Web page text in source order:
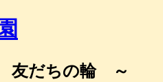
友だちの輪 ～